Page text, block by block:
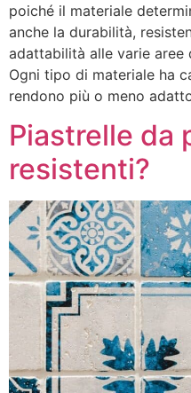
poiché il materiale
anche la durabilità,
adattabilità alle varie aree
Ogni tipo di materiale ha
rendono più o meno
Piastrelle da
resistenti?